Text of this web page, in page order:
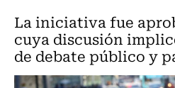
La iniciativa fue
cuya discusión
de debate público y